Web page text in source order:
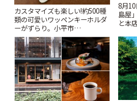
カスタマイズも楽しい!約500種
類の可愛いワッペンキーホルダ
ーがずらり。小平市
「Kimamaya T&K」 | ことりっ
ぷ
8月
島屋
と本